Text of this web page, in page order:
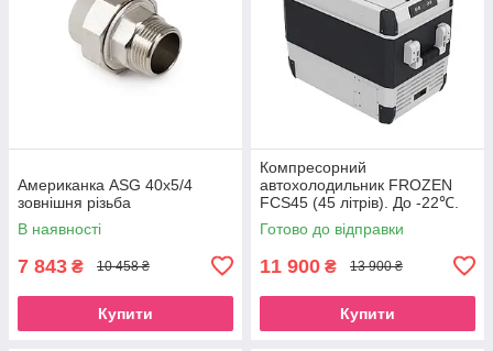
Американка ASG 40x5/4
зовнішня різьба
В наявності
7 843 ₴ 10 458 ₴
Купити
Компресорний
автохолодильник FROZEN
FCS45 (45 літрів). До -22℃.
Живлення 12, 24, 220 вольт
Готово до відправки
11 900 ₴ 13 900 ₴
Купити